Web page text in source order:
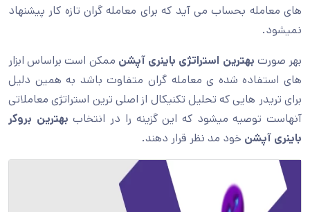
های معامله بحساب می آید که برای معامله گران تازه کار پیشنهاد
نمیشود.
بهر صورت بهترین استراتژی باینری آپشن ممکن است براساس ابزار
های استفاده شده ی معامله گران متفاوت باشد به همین دلیل
برای تریدر هایی که تحلیل تکنیکال از اصلی ترین استراتژی معاملاتی
آنهاست توصیه میشود که این گزینه را در انتخاب بهترین بروکر
باینری آپشن خود مد نظر قرار دهند.